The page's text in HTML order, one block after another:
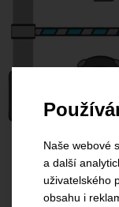
Naše webové
a další
uživatelského
obsahu i